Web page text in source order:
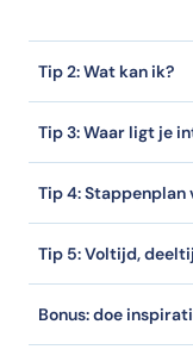
Tip 2: Wat kan ik?
Tip 3: Waar ligt je
Tip 4: Stappenplan
Tip 5: Voltijd,
Bonus: doe